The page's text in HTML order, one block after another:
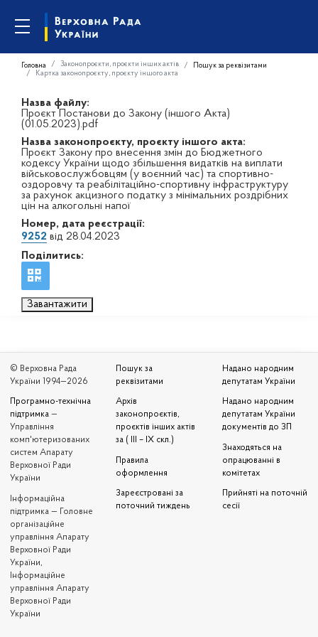
Головна Законопроєкти, проєкти інших актів
Пошук за реквізитами
Картка законопроєкту, проєкту іншого акта
Назва файлу:
Проєкт Постанови до Закону (іншого Акта)
(01.05.2023).pdf
Назва законопроєкту, проєкту іншого акта:
Проєкт Закону про внесення змін до Бюджетного
кодексу України щодо збільшення видатків на виплати
військовослужбовцям (у воєнний час) та спортивно-
оздоровчу та реабілітаційно-спортивну інфраструктуру
за рахунок акцизного податку з мінімальних роздрібних
цін на алкогольні напої
Номер, дата реєстрації:
9252 від 28.04.2023
Поділитись:
Завантажити
© Верховна Рада
України 1994—2026
Програмно-технічна
підтримка —
Управління
комп'ютеризованих
систем Апарату
Верховної Ради
України
Iнформаційна
підтримка — Головне
організаційне
управління Апарату
Верховної Ради
України,
Інформаційне
управління Апарату
Верховної Ради
України
Пошук за
реквізитами
Архів
законопроєктів,
проєктів інших актів
за ( III – IX скл.)
Правила
оформлення
Зареєстровані за
поточний тиждень
Надано народним
депутатам України
Надано народним
депутатам України
документів до ЗП
Знаходяться на
опрацюванні в
комітетах
Прийняті на поточній
сесії